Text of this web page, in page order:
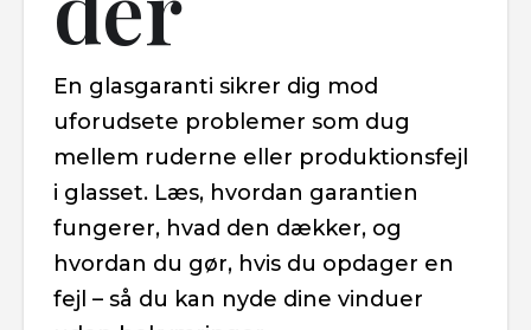
En glasgaranti sikrer dig mod
uforudsete problemer som dug
mellem ruderne eller produktionsfejl
i glasset. Læs, hvordan garantien
fungerer, hvad den dækker, og
hvordan du gør, hvis du opdager en
fejl – så du kan nyde dine vinduer